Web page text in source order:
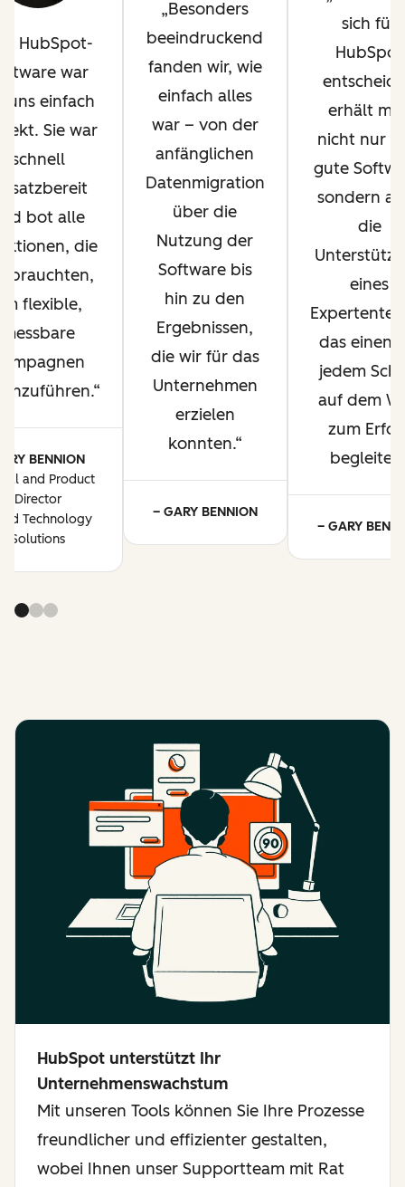
HubSpot-
war
uns einfach
Sie war
schnell
bot alle
die
brauchten,
flexible,
messbare
BENNION
and Product
Director
Technology
Solutions
Besonders
beeindruckend
fanden wir, wie
einfach alles
war – von der
anfänglichen
Datenmigration
über die
Nutzung der
Software bis
hin zu den
Ergebnissen,
die wir für das
Unternehmen
erzielen
konnten.
– GARY BENNION
sich für
HubSpot
erhält
nicht nur
gute
sondern
die
eines
das einen
jedem
auf dem
zum
begleitet.
– GARY
HubSpot unterstützt Ihr
Unternehmenswachstum
Mit unseren Tools können Sie Ihre Prozesse
freundlicher und effizienter gestalten,
wobei Ihnen unser Supportteam mit Rat